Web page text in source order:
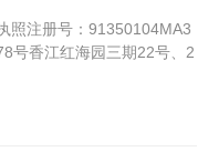
照注册号：91350104MA3
号香江红海园三期22号、2